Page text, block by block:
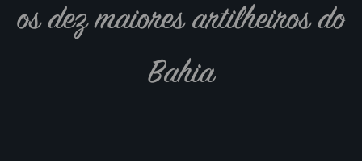
os dez maiores artilheiros do
Bahia